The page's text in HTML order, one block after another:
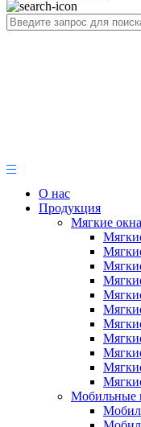
О нас
Продукция
Мягкие окна
Мобильные